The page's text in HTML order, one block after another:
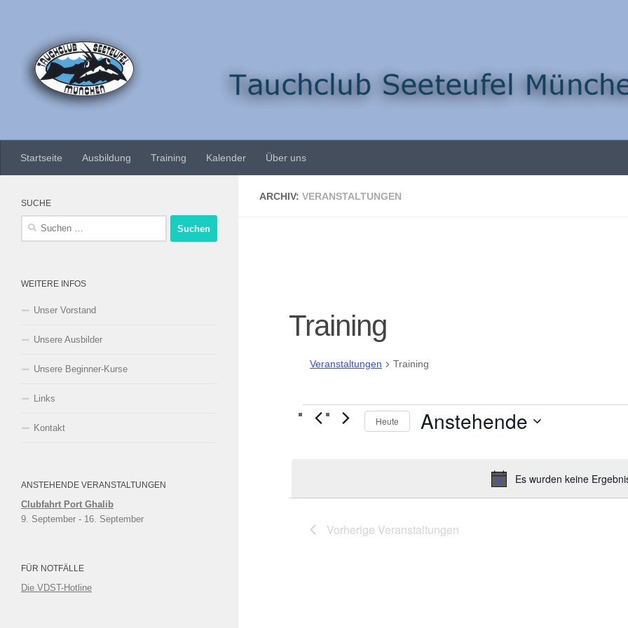
Startseite Ausbildung Training Kalender Über uns
ARCHIV: VERANSTALTUNGEN
Training
Veranstaltungen Training
Veranstaltungen
Hinweis
Es wurden keine
Heute Anstehende
Vorherige Veranstaltungen
SUCHE
Suchen
WEITERE INFOS
Unser Vorstand
Unsere Ausbilder
Unsere Beginner-Kurse
Links
Kontakt
ANSTEHENDE VERANSTALTUNGEN
Clubfahrt Port Ghalib
9. September - 16. September
FÜR NOTFÄLLE
Die VDST-Hotline